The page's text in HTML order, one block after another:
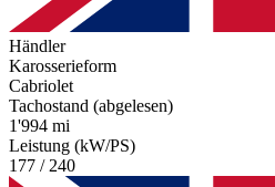
Händler
Karosserieform
Cabriolet
Tachostand (abgelesen)
1'994 mi
Leistung (kW/PS)
177 / 240